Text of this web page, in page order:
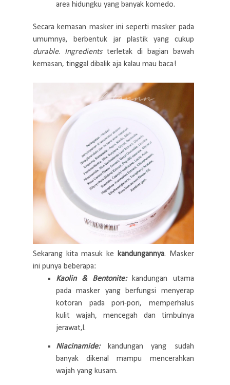
area hidungku yang banyak komedo.
Secara kemasan masker ini seperti masker pada
umumnya, berbentuk jar plastik yang cukup
durable. Ingredients terletak di bagian bawah
kemasan, tinggal dibalik aja kalau mau baca!
Sekarang kita masuk ke kandungannya. Masker
ini punya beberapa:
Kaolin & Bentonite: kandungan utama
pada masker yang berfungsi menyerap
kotoran pada pori-pori, memperhalus
kulit wajah, mencegah dan timbulnya
jerawat,l.
Niacinamide:
kandungan yang sudah
banyak dikenal mampu mencerahkan
wajah yang kusam.